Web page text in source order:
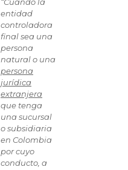
entidad
controladora
final sea una
persona
natural o una
persona
jurídica
extranjera
que tenga
una sucursal
o subsidiaria
en Colombia
por cuyo
conducto, a